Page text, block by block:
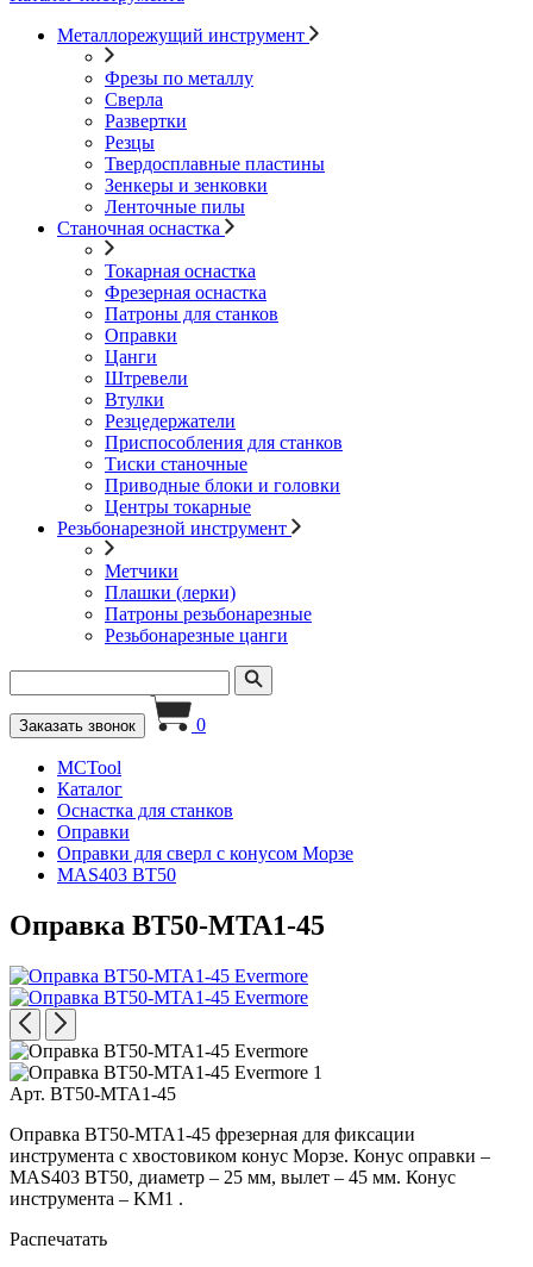
Металлорежущий инструмент
Фрезы по металлу
Сверла
Развертки
Резцы
Твердосплавные пластины
Зенкеры и зенковки
Ленточные пилы
Станочная оснастка
Токарная оснастка
Фрезерная оснастка
Патроны для станков
Оправки
Цанги
Штревели
Втулки
Резцедержатели
Приспособления для станков
Тиски станочные
Приводные блоки и головки
Центры токарные
Резьбонарезной инструмент
Метчики
Плашки (лерки)
Патроны резьбонарезные
Резьбонарезные цанги
Заказать звонок 0
MCTool
Каталог
Оснастка для станков
Оправки
Оправки для сверл с конусом Морзе
MAS403 BT50
Оправка BT50-MTA1-45
Арт. BT50-MTA1-45
Оправка BT50-MTA1-45 фрезерная для фиксации
инструмента с хвостовиком конус Морзе. Конус оправки –
MAS403 BT50, диаметр – 25 мм, вылет – 45 мм. Конус
инструмента – KM1 .
Распечатать